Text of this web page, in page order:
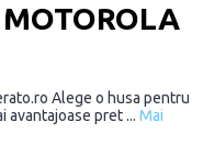
MOTOROLA
Alege o husa pentru
avantajoase pret ... Mai